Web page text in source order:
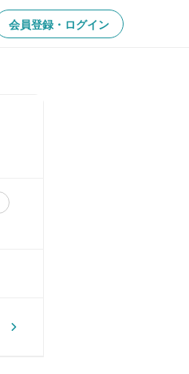
会員登録・ログイン